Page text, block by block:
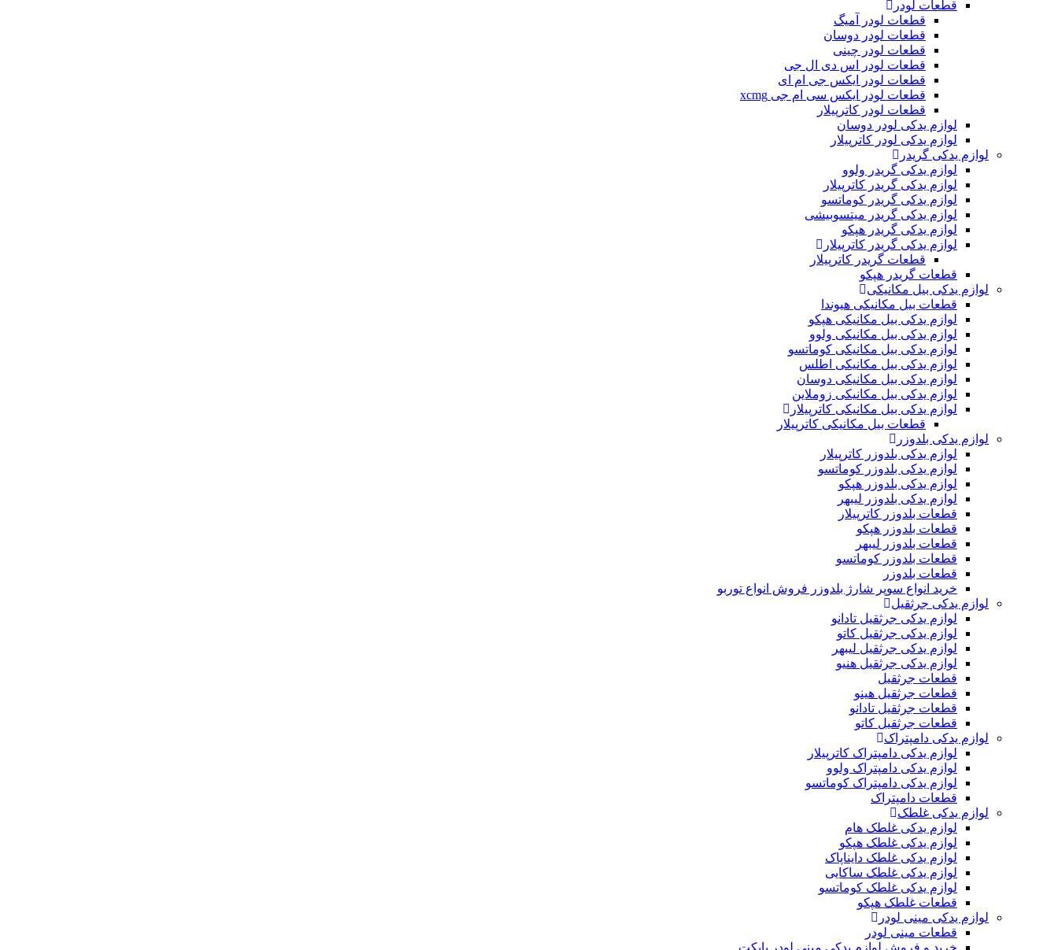
قطعات لودر
قطعات لودر آمیگ
قطعات لودر دوسان
قطعات لودر چینی
قطعات لودر اس دی ال جی
قطعات لودر ایکس جی ام ای
قطعات لودر ایکس سی ام جی xcmg
قطعات لودر کاترپیلار
لوازم یدکی لودر دوسان
لوازم یدکی لودر کاترپیلار
لوازم یدکی گریدر
لوازم یدکی گریدر ولوو
لوازم یدکی گریدر کاترپیلار
لوازم یدکی گریدر کوماتسو
لوازم یدکی گریدر میتسوبیشی
لوازم یدکی گریدر هپکو
لوازم یدکی گریدر کاترپیلار
قطعات گریدر کاترپیلار
قطعات گریدر هپکو
لوازم یدکی بیل مکانیکی
قطعات بیل مکانیکی هیوندا
لوازم یدکی بیل مکانیکی هپکو
لوازم یدکی بیل مکانیکی ولوو
لوازم یدکی بیل مکانیکی کوماتسو
لوازم یدکی بیل مکانیکی اطلس
لوازم یدکی بیل مکانیکی دوسان
لوازم یدکی بیل مکانیکی زوملاین
لوازم یدکی بیل مکانیکی کاترپیلار
قطعات بیل مکانیکی کاترپیلار
لوازم یدکی بلدوزر
لوازم یدکی بلدوزر کاترپیلار
لوازم یدکی بلدوزر کوماتسو
لوازم یدکی بلدوزر هپکو
لوازم یدکی بلدوزر لیبهر
قطعات بلدوزر کاترپیلار
قطعات بلدوزر هپکو
قطعات بلدوزر لیبهر
قطعات بلدوزر کوماتسو
قطعات بلدوزر
خرید انواع سوپر شارژ بلدوزر فروش انواع توربو
لوازم یدکی جرثقیل
لوازم یدکی جرثقیل تادانو
لوازم یدکی جرثقیل کاتو
لوازم یدکی جرثقیل لیبهر
لوازم یدکی جرثقیل هنیو
قطعات جرثقیل
قطعات جرثقیل هینو
قطعات جرثقیل تادانو
قطعات جرثقیل کاتو
لوازم یدکی دامپتراک
لوازم یدکی دامپتراک کاترپیلار
لوازم یدکی دامپتراک ولوو
لوازم یدکی دامپتراک کوماتسو
قطعات دامپتراک
لوازم یدکی غلطک
لوازم یدکی غلطک هام
لوازم یدکی غلطک هپکو
لوازم یدکی غلطک دایناپاک
لوازم یدکی غلطک ساکایی
لوازم یدکی غلطک کوماتسو
قطعات غلطک هپکو
لوازم یدکی مینی لودر
قطعات مینی لودر
خرید و فروش لوازم یدکی مینی لودر بابکت